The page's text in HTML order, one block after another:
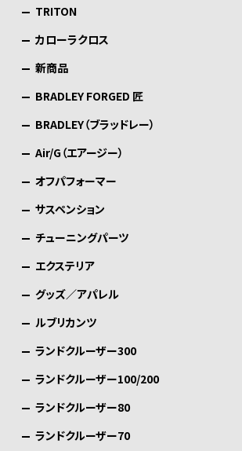
TRITON
カローラクロス
新商品
BRADLEY FORGED 匠
BRADLEY（ブラッドレー）
Air/G（エアージー）
オフパフォーマー
サスペンション
チューニングパーツ
エクステリア
グッズ／アパレル
ルブリカンツ
ランドクルーザー300
ランドクルーザー100/200
ランドクルーザー80
ランドクルーザー70